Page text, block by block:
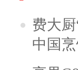
费大
中国